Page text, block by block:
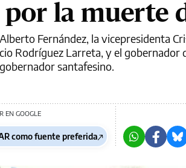
por la muerte
Fernández, la vicepresidenta
Rodríguez Larreta, y el gobernador
santafesino.
EN GOOGLE
como fuente preferida